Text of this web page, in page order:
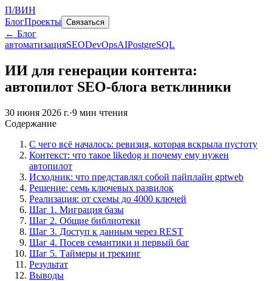
П/ВИН
БлогПроекты Связаться
← Блог
автоматизацияSEODevOpsAIPostgreSQL
ИИ для генерации контента:
автопилот SEO-блога ветклиники
30 июня 2026 г.·9 мин чтения
Содержание
С чего всё началось: ревизия, которая вскрыла пустоту
Контекст: что такое likedog и почему ему нужен
автопилот
Исходник: что представлял собой пайплайн gptweb
Решение: семь ключевых развилок
Реализация: от схемы до 4000 ключей
Шаг 1. Миграция базы
Шаг 2. Общие библиотеки
Шаг 3. Доступ к данным через REST
Шаг 4. Посев семантики и первый баг
Шаг 5. Таймеры и трекинг
Результат
Выводы